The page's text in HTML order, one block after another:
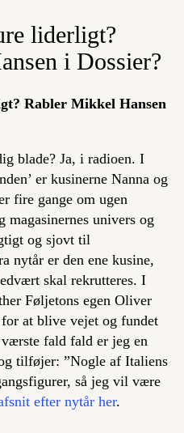
liderligt?
i Dossier?
Rabler Mikkel Hansen
blade? Ja, i radioen. I
er kusinerne Nanna og
fire gange om ugen
magasinernes univers og
og sjovt til
nytår er den ene kusine,
skal rekrutteres. I
Føljetons egen Oliver
at blive vejet og fundet
fald fald er jeg en
tilføjer: ”Nogle af Italiens
så jeg vil være
efter nytår her.